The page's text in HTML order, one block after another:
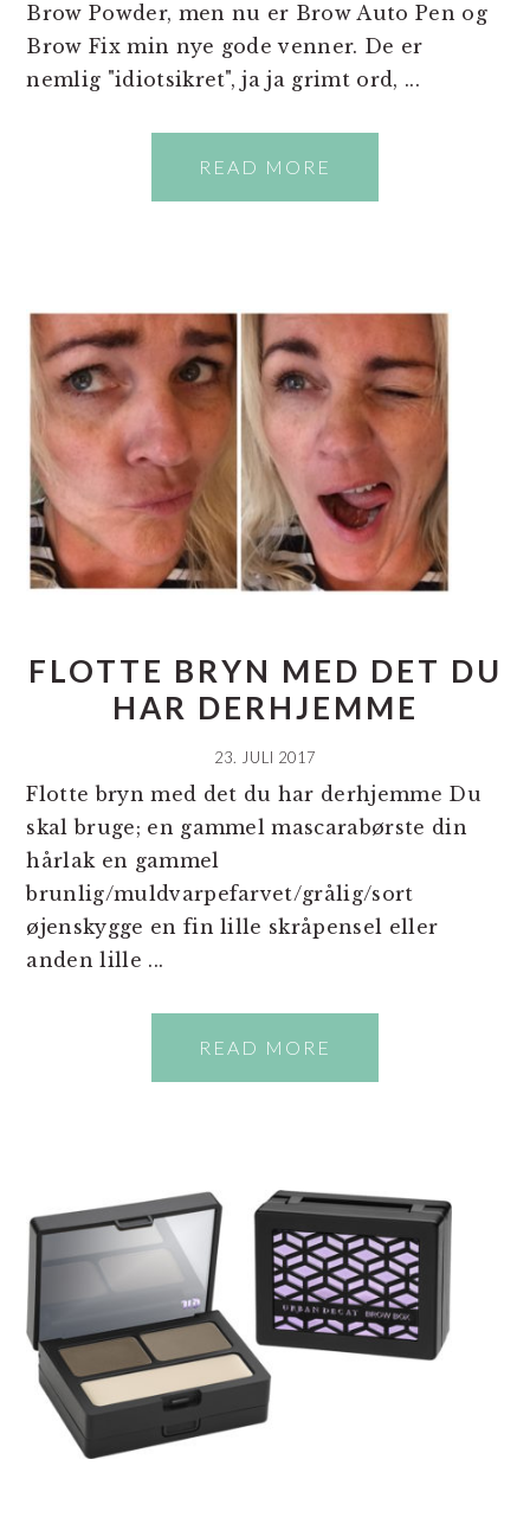
Brow Powder, men nu er Brow Auto Pen og
Brow Fix min nye gode venner. De er
nemlig "idiotsikret", ja ja grimt ord, ...
READ MORE
FLOTTE BRYN MED DET DU
HAR DERHJEMME
23. JULI 2017
Flotte bryn med det du har derhjemme Du
skal bruge; en gammel mascarabørste din
hårlak en gammel
brunlig/muldvarpefarvet/grålig/sort
øjenskygge en fin lille skråpensel eller
anden lille ...
READ MORE